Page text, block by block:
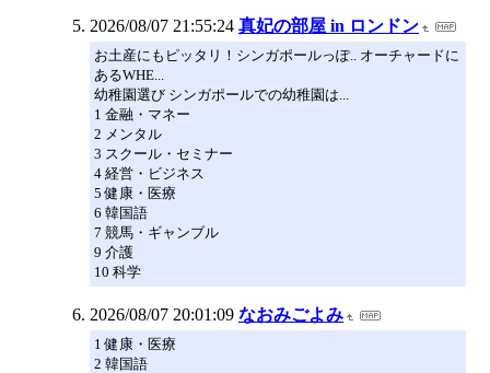
2026/08/07 21:55:24 真妃の部屋 in ロンドン
お土産にもピッタリ！シンガポールっぽ.. オーチャードに
あるWHE...
幼稚園選び シンガポールでの幼稚園は...
1 金融・マネー
2 メンタル
3 スクール・セミナー
4 経営・ビジネス
5 健康・医療
6 韓国語
7 競馬・ギャンブル
9 介護
10 科学
2026/08/07 20:01:09 なおみごよみ
1 健康・医療
2 韓国語